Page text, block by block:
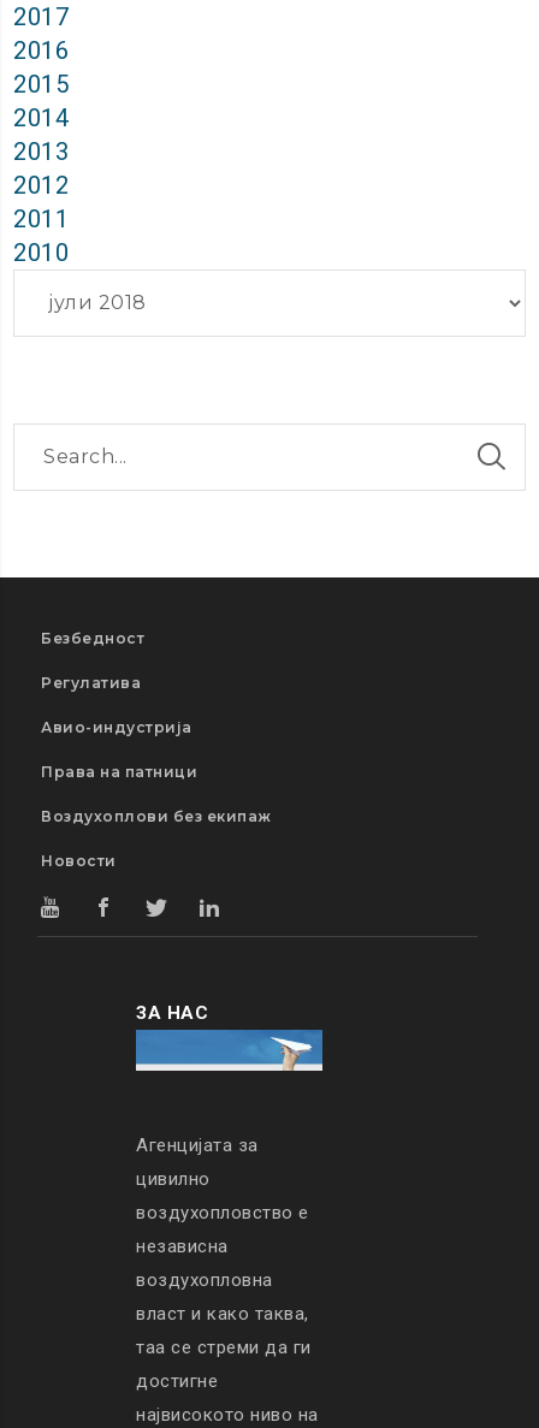
2017
2016
2015
2014
2013
2012
2011
2010
Безбедност
Регулатива
Авио-индустрија
Права на патници
Воздухоплови без екипаж
Новости
ЗА НАС
Агенцијата за
цивилно
воздухопловство е
независна
воздухопловна
власт и како таква,
таа се стреми да ги
достигне
највисокото ниво на